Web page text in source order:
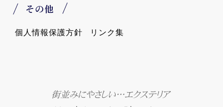
その他
個人情報保護方針 リンク集